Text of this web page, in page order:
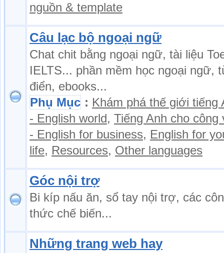
nguồn & template
Câu lạc bộ ngoại ngữ
Chat chit bằng ngoại ngữ, tài liệu
IELTS... phần mềm học ngoại ngữ,
điển, ebooks...
Phụ Mục : Khám phá thế giới tiếng
- English world, Tiếng Anh cho công
- English for business, English for
life, Resources, Other languages
Góc nội trợ
Bi kíp nấu ăn, sổ tay nội trợ, các
thức chế biến...
Những trang web hay